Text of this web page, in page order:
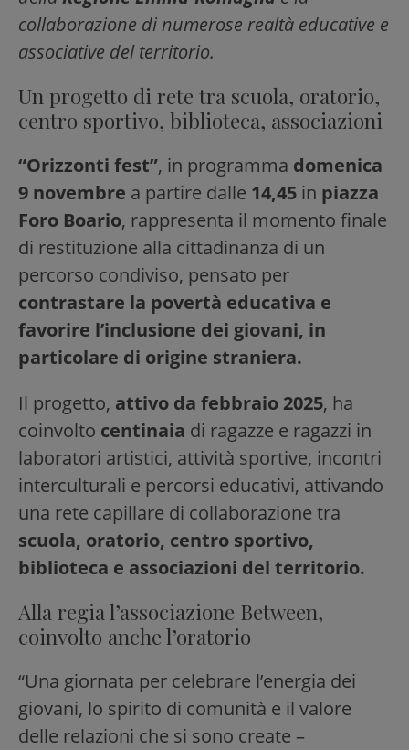
collaborazione di numerose realtà educative e
associative del territorio.
Un progetto di rete tra scuola, oratorio,
centro sportivo, biblioteca, associazioni
“Orizzonti fest”, in programma domenica
9 novembre a partire dalle 14,45 in piazza
Foro Boario, rappresenta il momento finale
di restituzione alla cittadinanza di un
percorso condiviso, pensato per
contrastare la povertà educativa e
favorire l’inclusione dei giovani, in
particolare di origine straniera.
Il progetto, attivo da febbraio 2025, ha
coinvolto centinaia di ragazze e ragazzi in
laboratori artistici, attività sportive, incontri
interculturali e percorsi educativi, attivando
una rete capillare di collaborazione tra
scuola, oratorio, centro sportivo,
biblioteca e associazioni del territorio.
Alla regia l’associazione Between,
coinvolto anche l’oratorio
“Una giornata per celebrare l’energia dei
giovani, lo spirito di comunità e il valore
delle relazioni che si sono create –